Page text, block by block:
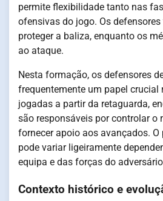
permite flexibilidade tanto nas
ofensivas do jogo. Os
proteger a baliza, enquanto os
ao ataque.
Nesta formação, os defensores
frequentemente um papel crucial
jogadas a partir da retaguarda,
são responsáveis por controlar o
fornecer apoio aos avançados.
pode variar ligeiramente
equipa e das forças do
Contexto histórico e